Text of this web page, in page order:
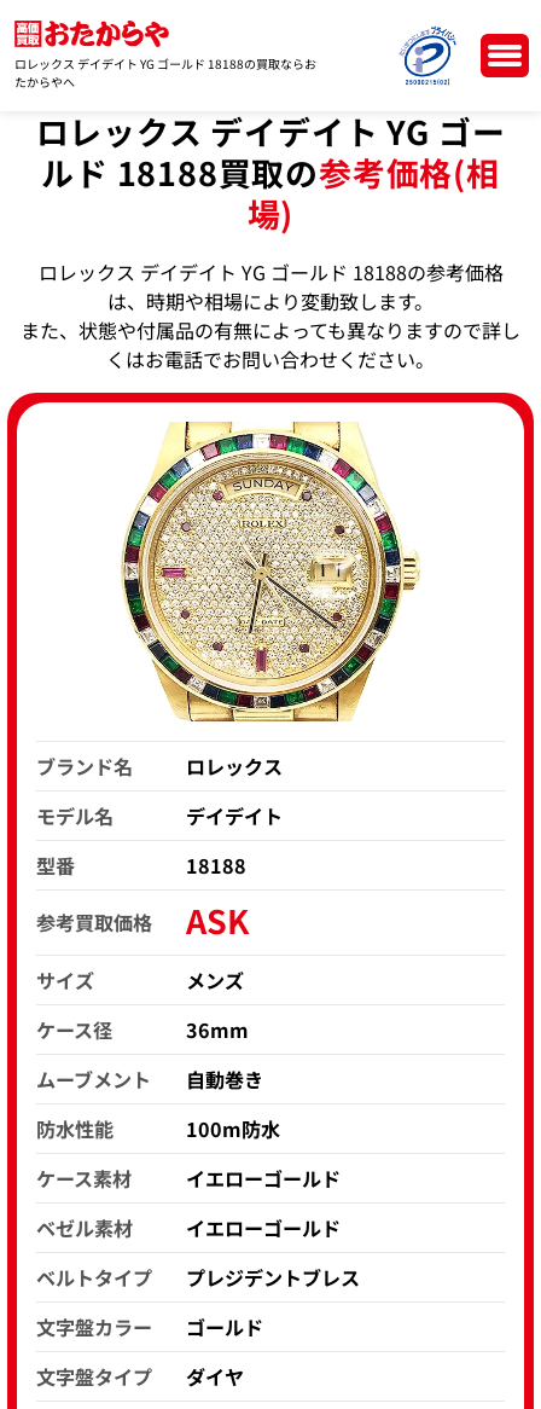
ロレックス デイデイト YG ゴールド 18188の買取ならお
たからやへ
ロレックス デイデイト YG ゴー
ルド 18188買取の参考価格(相
場)
ロレックス デイデイト YG ゴールド 18188の参考価格
は、時期や相場により変動致します。
また、状態や付属品の有無によっても異なりますので詳し
くはお電話でお問い合わせください。
ブランド名
ロレックス
モデル名
デイデイト
型番
18188
参考買取価格
ASK
サイズ
メンズ
ケース径
36mm
ムーブメント
自動巻き
防水性能
100m防水
ケース素材
イエローゴールド
ベゼル素材
イエローゴールド
ベルトタイプ
プレジデントブレス
文字盤カラー
ゴールド
文字盤タイプ
ダイヤ